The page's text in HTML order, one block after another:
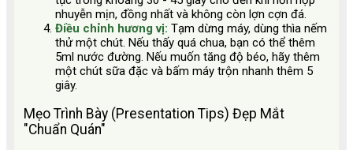
nhuyễn mịn, đồng nhất và không còn lợn cợn đá.
Điều chỉnh hương vị: Tạm dừng máy, dùng thìa nếm
thử một chút. Nếu thấy quá chua, bạn có thể thêm
5ml nước đường. Nếu muốn tăng độ béo, hãy thêm
một chút sữa đặc và bấm máy trộn nhanh thêm 5
giây.
Mẹo Trình Bày (Presentation Tips) Đẹp Mắt
"Chuẩn Quán"